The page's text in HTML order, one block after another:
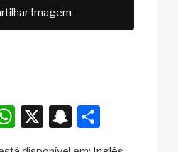
Imagem
W X
S